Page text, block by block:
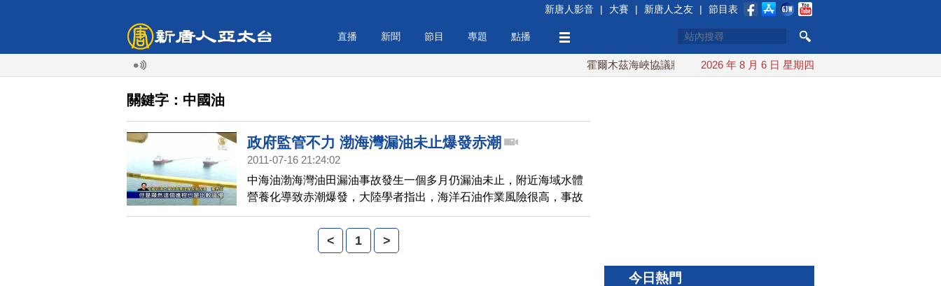
新唐人影音 | 大賽 | 新唐人之友 | 節目表
直播 新聞 節目 專題 點播
霍爾木茲海峽協議將達成？伊朗傳不收通行費 配合漢光 總統賴清德親登
2026 年 8 月 6 日 星期四
關鍵字：中國油
政府監管不力 渤海灣漏油未止爆發赤潮
2011-07-16 21:24:02
中海油渤海灣油田漏油事故發生一個多月仍漏油未止，附近海域水體
營養化導致赤潮爆發，大陸學者指出，海洋石油作業風險很高，事故
發生往往造成污染，損失嚴重，漏油事故顯示政府監管不力。
< 1 >
今日熱門